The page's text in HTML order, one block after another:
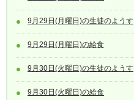
9月29日(月曜日)の生徒のようす
9月29日(月曜日)の給食
9月30日(火曜日)の生徒のようす
9月30日(火曜日)の給食